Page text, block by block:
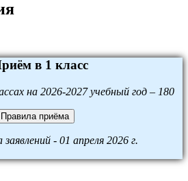
в 1 класс
на 2026-2027 учебный год – 180
Правила приёма
- 01 апреля 2026 г.